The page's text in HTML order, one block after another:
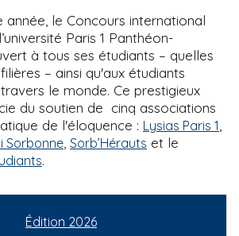
année, le Concours international
Paris 1 Panthéon-
à tous ses étudiants – quelles
– ainsi qu'aux étudiants
le monde. Ce prestigieux
du soutien de cinq associations
de l'éloquence : Lysias Paris 1
Sorbonne Sorb’Hérauts et le
.
Édition 2026